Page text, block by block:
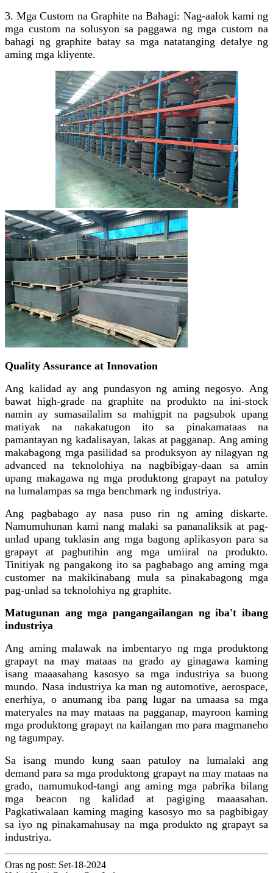
3. Mga Custom na Graphite na Bahagi: Nag-aalok kami ng
mga custom na solusyon sa paggawa ng mga custom na
bahagi ng graphite batay sa mga natatanging detalye ng
aming mga kliyente.
Quality Assurance at Innovation
Ang kalidad ay ang pundasyon ng aming negosyo. Ang
bawat high-grade na graphite na produkto na ini-stock
namin ay sumasailalim sa mahigpit na pagsubok upang
matiyak na nakakatugon ito sa pinakamataas na
pamantayan ng kadalisayan, lakas at pagganap. Ang aming
makabagong mga pasilidad sa produksyon ay nilagyan ng
advanced na teknolohiya na nagbibigay-daan sa amin
upang makagawa ng mga produktong grapayt na patuloy
na lumalampas sa mga benchmark ng industriya.
Ang pagbabago ay nasa puso rin ng aming diskarte.
Namumuhunan kami nang malaki sa pananaliksik at pag-
unlad upang tuklasin ang mga bagong aplikasyon para sa
grapayt at pagbutihin ang mga umiiral na produkto.
Tinitiyak ng pangakong ito sa pagbabago ang aming mga
customer na makikinabang mula sa pinakabagong mga
pag-unlad sa teknolohiya ng graphite.
Matugunan ang mga pangangailangan ng iba't ibang
industriya
Ang aming malawak na imbentaryo ng mga produktong
grapayt na may mataas na grado ay ginagawa kaming
isang maaasahang kasosyo sa mga industriya sa buong
mundo. Nasa industriya ka man ng automotive, aerospace,
enerhiya, o anumang iba pang lugar na umaasa sa mga
materyales na may mataas na pagganap, mayroon kaming
mga produktong grapayt na kailangan mo para magmaneho
ng tagumpay.
Sa isang mundo kung saan patuloy na lumalaki ang
demand para sa mga produktong grapayt na may mataas na
grado, namumukod-tangi ang aming mga pabrika bilang
mga beacon ng kalidad at pagiging maaasahan.
Pagkatiwalaan kaming maging kasosyo mo sa pagbibigay
sa iyo ng pinakamahusay na mga produkto ng grapayt sa
industriya.
Oras ng post: Set-18-2024